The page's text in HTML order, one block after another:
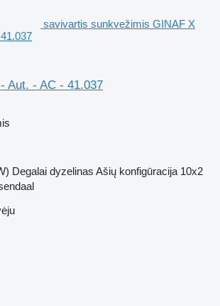
savivartis sunkvežimis GINAF X
Aut. - AC - 41.037
Degalai dyzelinas Ašių konfigūracija 10x2